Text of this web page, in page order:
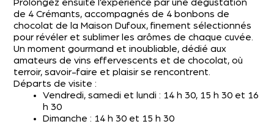
Prolongez ensuite l’expérience par une dégustation
de 4 Crémants, accompagnés de 4 bonbons de
chocolat de la Maison Dufoux, finement sélectionnés
pour révéler et sublimer les arômes de chaque cuvée.
Un moment gourmand et inoubliable, dédié aux
amateurs de vins effervescents et de chocolat, où
terroir, savoir-faire et plaisir se rencontrent.
Départs de visite :
Vendredi, samedi et lundi : 14 h 30, 15 h 30 et 16
h 30
Dimanche : 14 h 30 et 15 h 30